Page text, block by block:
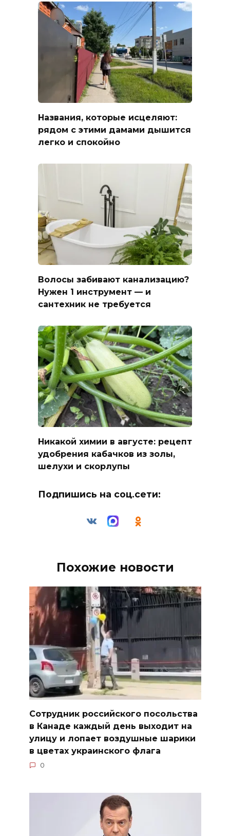
Названия, которые исцеляют:
рядом с этими дамами дышится
легко и спокойно
Волосы забивают канализацию?
Нужен 1 инструмент — и
сантехник не требуется
Никакой химии в августе: рецепт
удобрения кабачков из золы,
шелухи и скорлупы
Подпишись на соц.сети:
Похожие новости
Сотрудник российского посольства
в Канаде каждый день выходит на
улицу и лопает воздушные шарики
в цветах украинского флага
0